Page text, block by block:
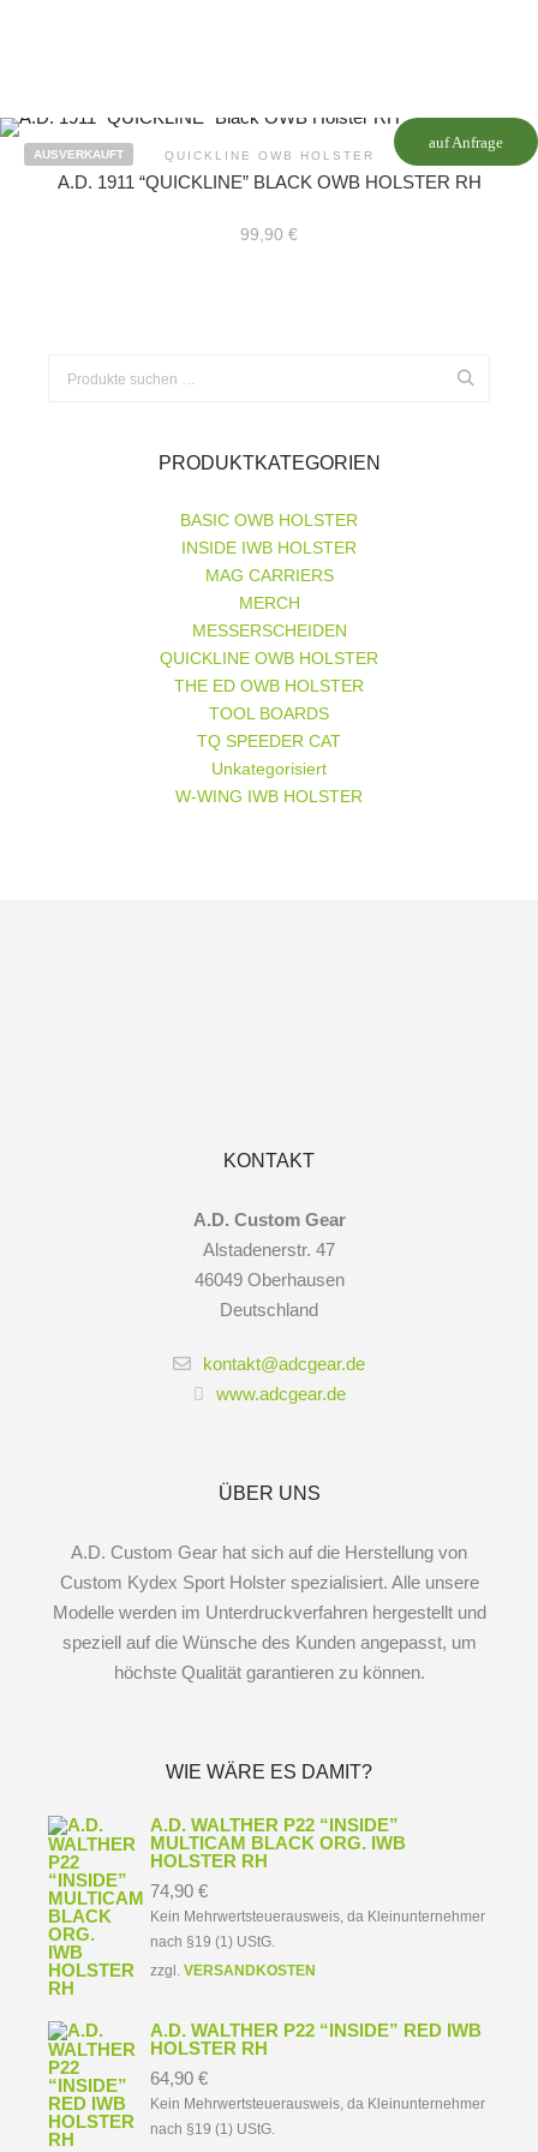
auf Anfrage
AUSVERKAUFT QUICKLINE OWB HOLSTER
A.D. 1911 “QUICKLINE” BLACK OWB HOLSTER RH
99,90 €
PRODUKTKATEGORIEN
BASIC OWB HOLSTER
INSIDE IWB HOLSTER
MAG CARRIERS
MERCH
MESSERSCHEIDEN
QUICKLINE OWB HOLSTER
THE ED OWB HOLSTER
TOOL BOARDS
TQ SPEEDER CAT
Unkategorisiert
W-WING IWB HOLSTER
KONTAKT
A.D. Custom Gear
Alstadenerstr. 47
46049 Oberhausen
Deutschland
kontakt@adcgear.de
www.adcgear.de
ÜBER UNS
A.D. Custom Gear hat sich auf die Herstellung von
Custom Kydex Sport Holster spezialisiert. Alle unsere
Modelle werden im Unterdruckverfahren hergestellt und
speziell auf die Wünsche des Kunden angepasst, um
höchste Qualität garantieren zu können.
WIE WÄRE ES DAMIT?
A.D. WALTHER P22 “INSIDE”
MULTICAM BLACK ORG. IWB
HOLSTER RH
74,90 €
Kein Mehrwertsteuerausweis, da Kleinunternehmer
nach §19 (1) UStG.
zzgl. VERSANDKOSTEN
A.D. WALTHER P22 “INSIDE” RED IWB
HOLSTER RH
64,90 €
Kein Mehrwertsteuerausweis, da Kleinunternehmer
nach §19 (1) UStG.